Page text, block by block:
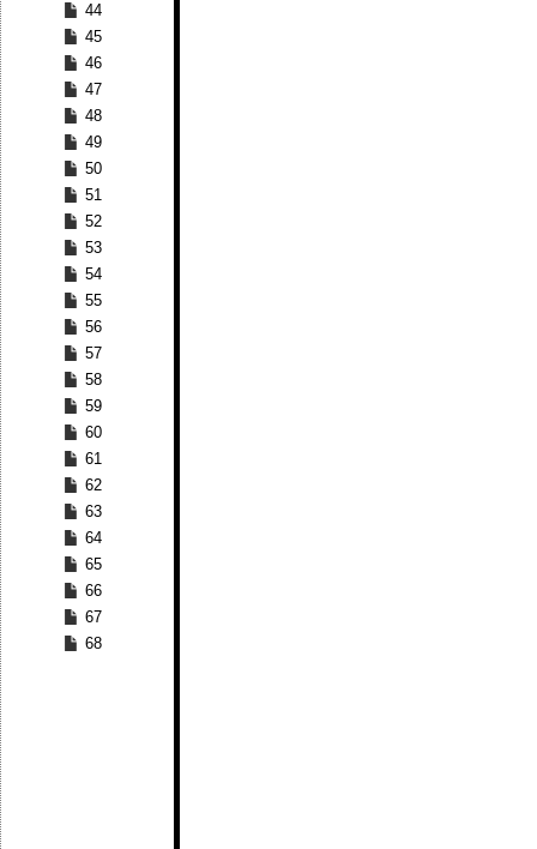
44
45
46
47
48
49
50
51
52
53
54
55
56
57
58
59
60
61
62
63
64
65
66
67
68